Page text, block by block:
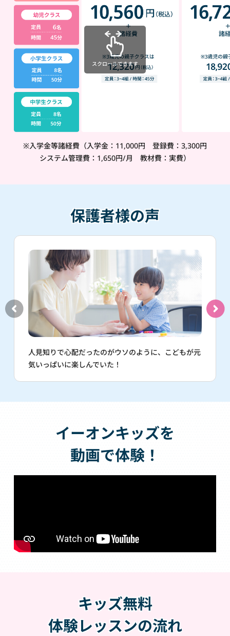
スクロールできます
※入学金等諸経費（入学金：11,000円 登録費：3,300円
システム管理費：1,650円/月 教材費：実費）
保護者様の声
人見知りで心配だったのがウソのように、こどもが元
気いっぱいに楽しんでいた！
イーオンキッズを
動画で体験！
キッズ無料
体験レッスンの流れ